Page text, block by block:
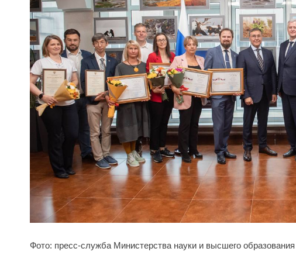
Фото: пресс-служба Министерства науки и высшего